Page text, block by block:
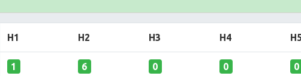
H1 H2 H3 H4
1 6 0 0 0